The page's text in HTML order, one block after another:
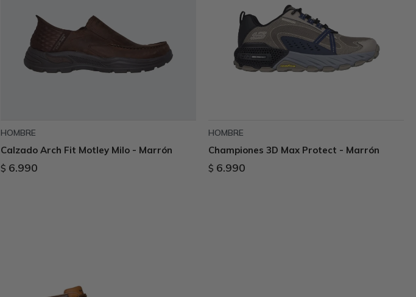
HOMBRE
Calzado Arch Fit Motley Milo - Marrón
$ 6.990
HOMBRE
Championes 3D Max Protect - Marrón
$ 6.990